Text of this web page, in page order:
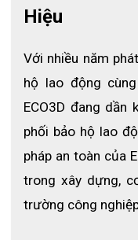
✔ Vải dù có độ bền
mòn sau một thời
dàng.
✔ Chất liệu vải dù sẽ
khúc dai dẳng khó làm
có thể dễ dàng vệ
phơi ở môi trường khô
✔ Sản phẩm không
Hiệu
Với nhiều năm
hộ lao động
ECO3D đang dần
phối bảo hộ lao
pháp an toàn của
trong xây dựng,
trường công